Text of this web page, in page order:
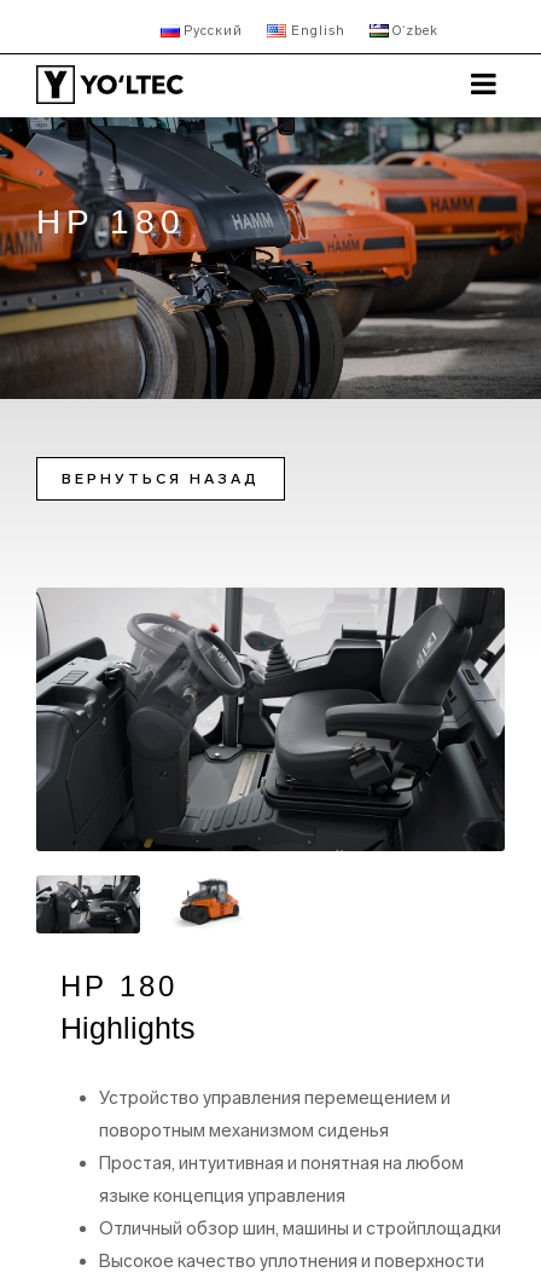
Русский English Oʻzbek
HP 180
ВЕРНУТЬСЯ НАЗАД
HP 180
Highlights
Устройство управления перемещением и
поворотным механизмом сиденья
Простая, интуитивная и понятная на любом
языке концепция управления
Отличный обзор шин, машины и стройплощадки
Высокое качество уплотнения и поверхности